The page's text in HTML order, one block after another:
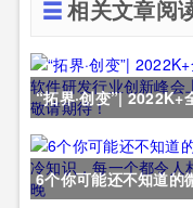
相关文章阅
“拓界·创变”| 2022K+
软件研发行业创新峰
站敬请期待！
6个你可能还不知道的